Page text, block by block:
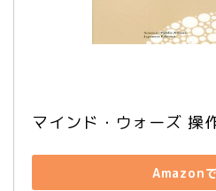
マインド・ウォーズ 操
Amazon